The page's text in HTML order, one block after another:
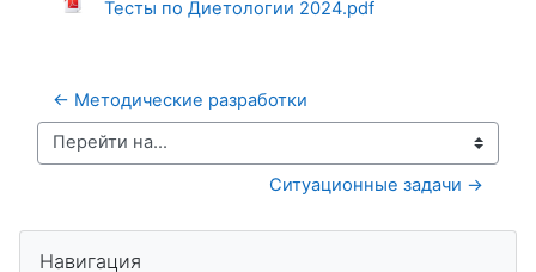
Тесты по Диетологии 2024.pdf
← Методические разработки
Перейти на...
Ситуационные задачи →
Навигация